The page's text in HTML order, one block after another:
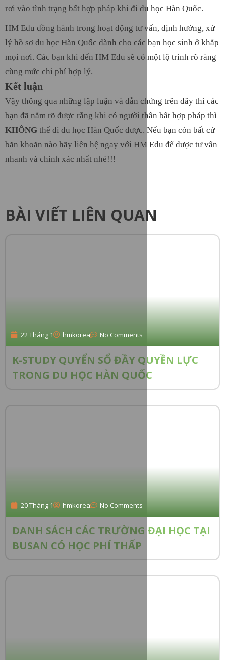
rơi vào tình trạng bất hợp pháp khi đi du học Hàn Quốc.
HM Edu đồng hành trong hoạt động tư vấn, định hướng, xử
lý hồ sơ du học Hàn Quốc dành cho các bạn học sinh ở khắp
mọi nơi. Các bạn khi đến HM Edu sẽ có một lộ trình rõ ràng
cùng mức chi phí hợp lý.
Kết luận
Vậy thông qua những lập luận và dẫn chứng trên đây thì các
bạn đã nắm rõ được rằng khi có người thân bất hợp pháp thì
KHÔNG thể đi du học Hàn Quốc được. Nếu bạn còn bất cứ
băn khoăn nào hãy liên hệ ngay với HM Edu để dược tư vấn
nhanh và chính xác nhất nhé!!!
BÀI VIẾT LIÊN QUAN
22 Tháng 1 hmkorea No Comments
K-STUDY QUYỂN SỔ ĐẦY QUYỀN LỰC
TRONG DU HỌC HÀN QUỐC
20 Tháng 1 hmkorea No Comments
DANH SÁCH CÁC TRƯỜNG ĐẠI HỌC TẠI
BUSAN CÓ HỌC PHÍ THẤP